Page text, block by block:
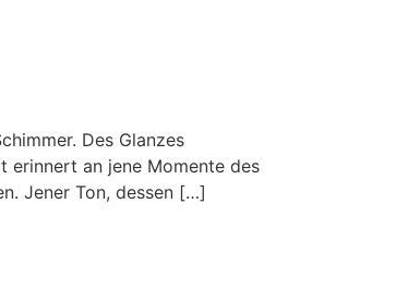
Des Glanzes
erinnert an jene Momente des
Jener Ton, dessen […]